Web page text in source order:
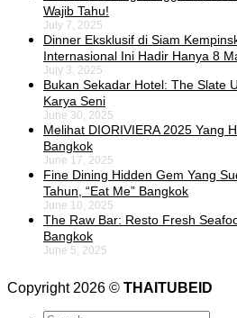
Wajib Tahu!
July 7, 2025
Dinner Eksklusif di Siam
Internasional Ini Hadir Hanya 8
July 3, 2025
Bukan Sekadar Hotel: The Slate
Karya Seni
June 30, 2025
Melihat DIORIVIERA 2025 Yang
Bangkok
June 17, 2025
Fine Dining Hidden Gem Yang
Tahun, “Eat Me” Bangkok
June 10, 2025
The Raw Bar: Resto Fresh
Bangkok
June 5, 2025
Copyright 2026 © THAITUBEID